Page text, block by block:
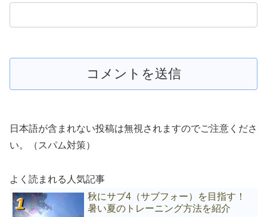
日本語が含まれない投稿は無視されますのでご注意くださ
い。（スパム対策）
よく読まれる人気記事
秋にサブ4（サブフォー）を目指す！
暑い夏のトレーニング方法を紹介